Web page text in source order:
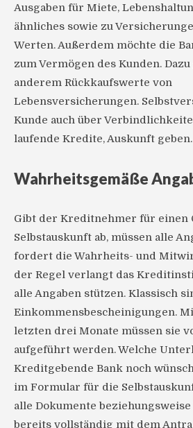
Ausgaben für Miete,
ähnliches sowie zu
Werten. Außerdem möchte die
zum Vermögen des Kunden.
anderem Rückkaufswerte von
Lebensversicherungen.
Kunde auch über
laufende Kredite, Auskunft geben.
Wahrheitsgemäße
Gibt der Kreditnehmer für einen
Selbstauskunft ab, müssen alle
fordert die Wahrheits- und
der Regel verlangt das
alle Angaben stützen. Klassisch
Einkommensbescheinigungen.
letzten drei Monate müssen sie
aufgeführt werden. Welche
Kreditgebende Bank noch
im Formular für die
alle Dokumente
bereits vollständig mit dem